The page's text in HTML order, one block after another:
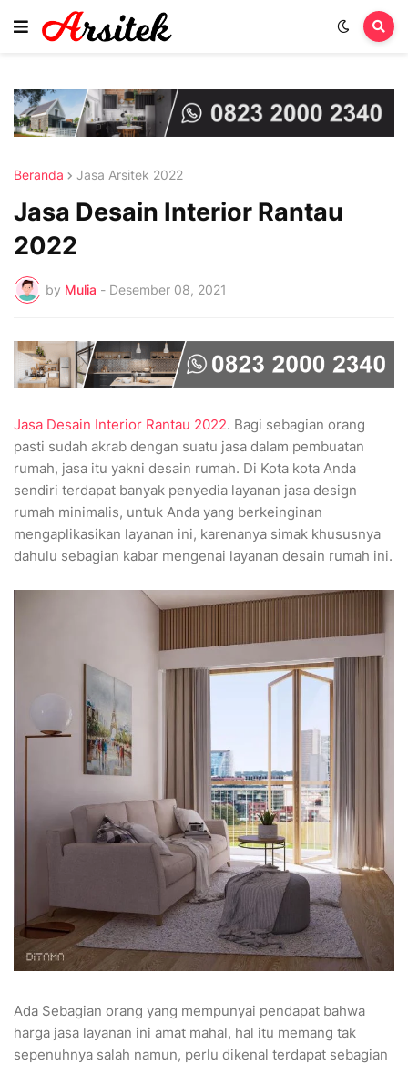
Beranda Jasa Arsitek 2022
Jasa Desain Interior Rantau
2022
by Mulia - Desember 08, 2021
Jasa Desain Interior Rantau 2022. Bagi sebagian orang
pasti sudah akrab dengan suatu jasa dalam pembuatan
rumah, jasa itu yakni desain rumah. Di Kota kota Anda
sendiri terdapat banyak penyedia layanan jasa design
rumah minimalis, untuk Anda yang berkeinginan
mengaplikasikan layanan ini, karenanya simak khususnya
dahulu sebagian kabar mengenai layanan desain rumah ini.
Ada Sebagian orang yang mempunyai pendapat bahwa
harga jasa layanan ini amat mahal, hal itu memang tak
sepenuhnya salah namun, perlu dikenal terdapat sebagian